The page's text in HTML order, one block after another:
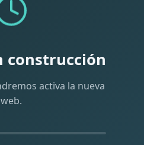
construcción
activa la nueva
web.